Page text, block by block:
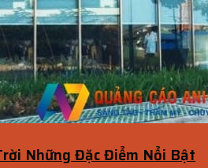
Những Đặc Điểm Nổi Bật